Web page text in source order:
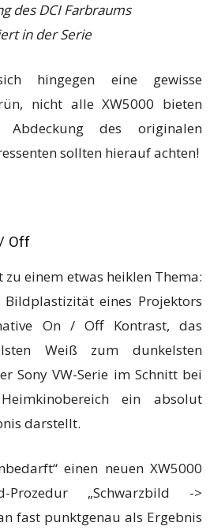
des DCI Farbraums
in der Serie
hingegen eine gewisse
nicht alle XW5000 bieten
des originalen
sollten hierauf achten!
Off
einem etwas heiklen Thema:
eines Projektors
On / Off Kontrast, das
Weiß zum dunkelsten
Sony VW-Serie im Schnitt bei
ein absolut
darstellt.
einen neuen XW5000
„Schwarzbild ->
fast punktgenau als Ergebnis